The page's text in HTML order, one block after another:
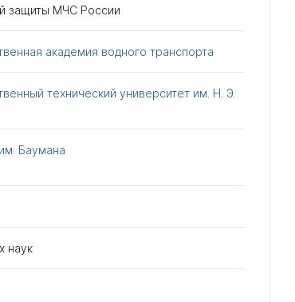
защиты МЧС России
академия водного транспорта
технический университет им. Н. Э.
Баумана
наук